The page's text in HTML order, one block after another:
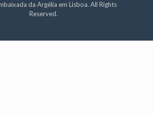
da Argélia em Lisboa. All Rights
Reserved.